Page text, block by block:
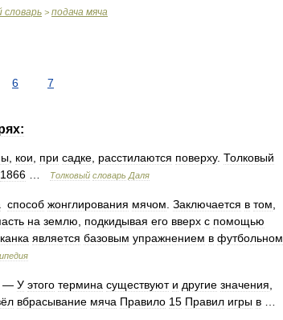
словарь > подача мяча
6 7
кои при садке расстилаются поверху. Толковый
1866 Толковый словарь Даля
способ жонглирования мячом Заключается в том
на землю подкидывая его вверх с помощью
является базовым упражнением в футбольном
— У этого термина существуют и другие значения
вбрасывание мяча Правило 15 Правил игры в